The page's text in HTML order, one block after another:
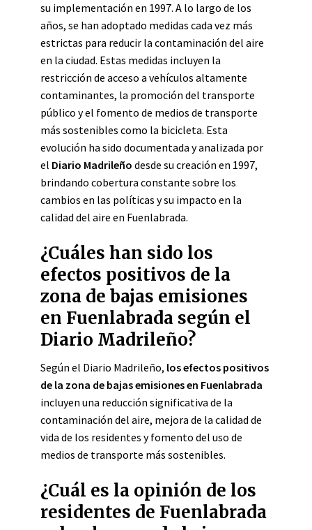
su implementación en 1997. A lo largo de los
años, se han adoptado medidas cada vez más
estrictas para reducir la contaminación del aire
en la ciudad. Estas medidas incluyen la
restricción de acceso a vehículos altamente
contaminantes, la promoción del transporte
público y el fomento de medios de transporte
más sostenibles como la bicicleta. Esta
evolución ha sido documentada y analizada por
el Diario Madrileño desde su creación en 1997,
brindando cobertura constante sobre los
cambios en las políticas y su impacto en la
calidad del aire en Fuenlabrada.
¿Cuáles han sido los
efectos positivos de la
zona de bajas emisiones
en Fuenlabrada según el
Diario Madrileño?
Según el Diario Madrileño, los efectos positivos
de la zona de bajas emisiones en Fuenlabrada
incluyen una reducción significativa de la
contaminación del aire, mejora de la calidad de
vida de los residentes y fomento del uso de
medios de transporte más sostenibles.
¿Cuál es la opinión de los
residentes de Fuenlabrada